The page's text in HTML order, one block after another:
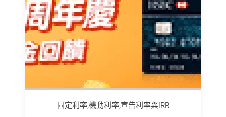
固定利率,機動利率,宣告利率與IRR